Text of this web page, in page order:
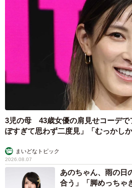
3児の母 43歳女優の肩見せコーデ
ぽすぎて思わず二度見」「むっかし
まいどなトピック
2026.08.07
あのちゃん、雨の日
合う」「脚めっちゃ